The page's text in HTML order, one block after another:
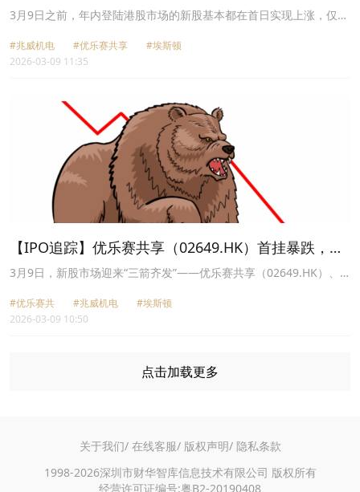
（02692.HK）获调入港股通名单
3月9日之前，年内登陆港股市场的新股基本都在首日实现上涨，仅先
一片火热。
#兆威机电 #优乐赛共享
#埃斯顿
2026-03-09 11:35
【IPO追踪】优乐赛共享（02649.HK）首挂暴跌，港
股开年首日零破发告破？
3月9日，新股市场迎来“三箭齐发”——优乐赛共享（02649.HK）、
市。
#优乐赛共 #兆威机电
#埃斯顿
2026-03-09 10:50
点击加载更多
关于我们/ 在线客服/ 版权声明/ 隐私条款
1998-2026深圳市财华智库信息技术有限公司 版权所有
经营许可证编号:粤B2-20190408